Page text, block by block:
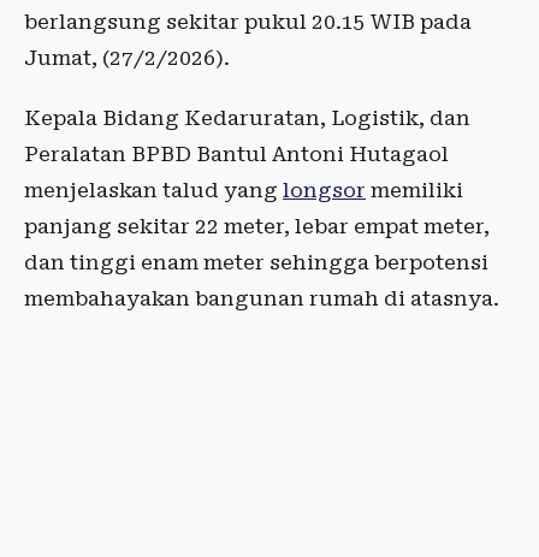
berlangsung sekitar pukul 20.15 WIB pada
Jumat, (27/2/2026).
Kepala Bidang Kedaruratan, Logistik, dan
Peralatan BPBD Bantul Antoni Hutagaol
menjelaskan talud yang longsor memiliki
panjang sekitar 22 meter, lebar empat meter,
dan tinggi enam meter sehingga berpotensi
membahayakan bangunan rumah di atasnya.